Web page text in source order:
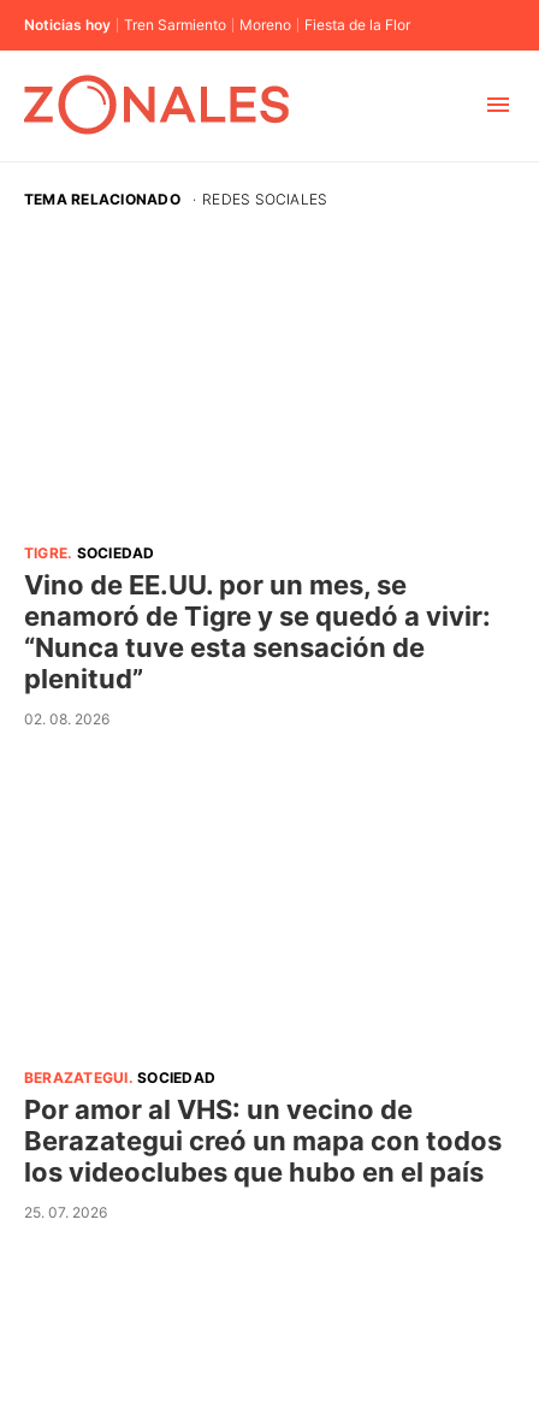
Noticias hoy Tren Sarmiento Moreno Fiesta de la Flor
TEMA RELACIONADO · REDES SOCIALES
TIGRE. SOCIEDAD
Vino de EE.UU. por un mes, se
enamoró de Tigre y se quedó a vivir:
“Nunca tuve esta sensación de
plenitud”
02. 08. 2026
BERAZATEGUI.SOCIEDAD
Por amor al VHS: un vecino de
Berazategui creó un mapa con todos
los videoclubes que hubo en el país
25. 07. 2026